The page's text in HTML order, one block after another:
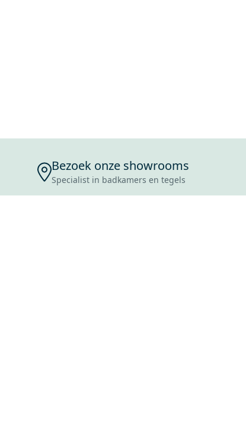
Bezoek onze showrooms
Specialist in badkamers en tegels